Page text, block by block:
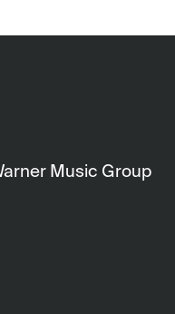
Music Group